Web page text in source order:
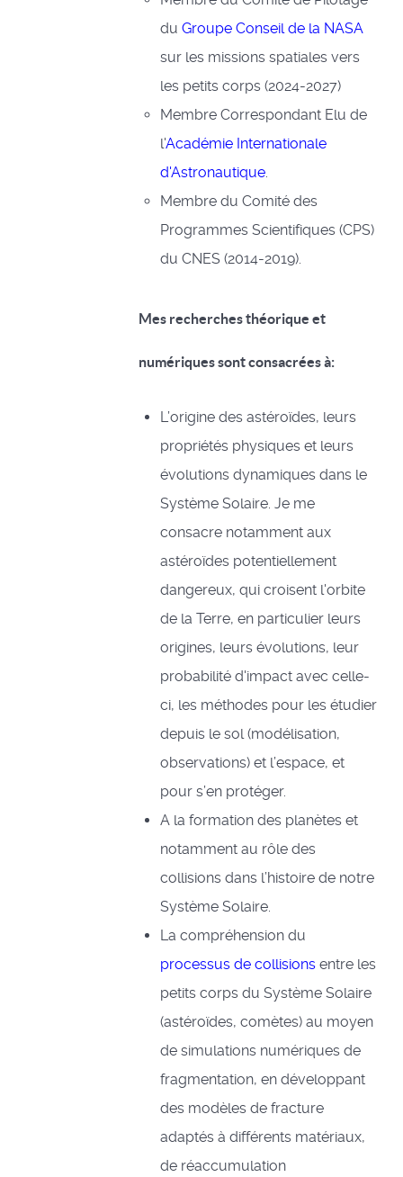
du Groupe Conseil de la NASA
sur les missions spatiales vers
les petits corps (2024-2027)
Membre Correspondant Elu de
l'Académie Internationale
d'Astronautique.
Membre du Comité des
Programmes Scientifiques (CPS)
du CNES (2014-2019).
Mes recherches théorique et
numériques sont consacrées à:
L’origine des astéroïdes, leurs
propriétés physiques et leurs
évolutions dynamiques dans le
Système Solaire. Je me
consacre notamment aux
astéroïdes potentiellement
dangereux, qui croisent l'orbite
de la Terre, en particulier leurs
origines, leurs évolutions, leur
probabilité d'impact avec celle-
ci, les méthodes pour les étudier
depuis le sol (modélisation,
observations) et l’espace, et
pour s’en protéger.
A la formation des planètes et
notamment au rôle des
collisions dans l’histoire de notre
Système Solaire.
La compréhension du
processus de collisions entre les
petits corps du Système Solaire
(astéroïdes, comètes) au moyen
de simulations numériques de
fragmentation, en développant
des modèles de fracture
adaptés à différents matériaux,
de réaccumulation